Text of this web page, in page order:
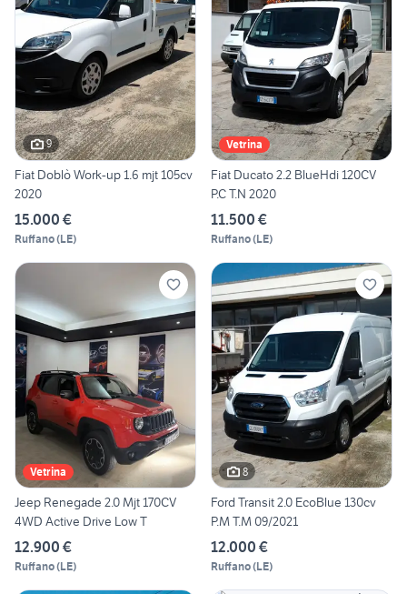
9
Fiat Doblò Work-up 1.6 mjt 105cv
2020
15.000 €
Ruffano(LE)
Vetrina
Fiat Ducato 2.2 BlueHdi 120CV
P.C T.N 2020
11.500 €
Ruffano(LE)
Vetrina
Jeep Renegade 2.0 Mjt 170CV
4WD Active Drive Low T
12.900 €
Ruffano(LE)
8
Ford Transit 2.0 EcoBlue 130cv
P.M T.M 09/2021
12.000 €
Ruffano(LE)